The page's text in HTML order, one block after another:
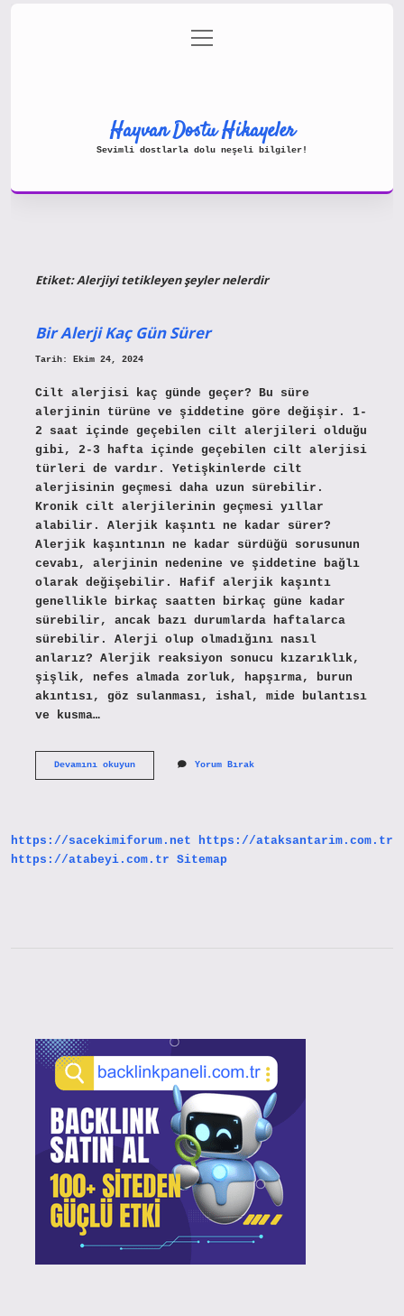
Gizlilik Politikası
menüyü
aç
Hayvan Dostu Hikayeler
Sevimli dostlarla dolu neşeli bilgiler!
Etiket:Alerjiyi tetikleyen şeyler nelerdir
Bir Alerji Kaç Gün Sürer
Tarih: Ekim 24, 2024
Cilt alerjisi kaç günde geçer? Bu süre
alerjinin türüne ve şiddetine göre değişir. 1-
2 saat içinde geçebilen cilt alerjileri olduğu
gibi, 2-3 hafta içinde geçebilen cilt alerjisi
türleri de vardır. Yetişkinlerde cilt
alerjisinin geçmesi daha uzun sürebilir.
Kronik cilt alerjilerinin geçmesi yıllar
alabilir. Alerjik kaşıntı ne kadar sürer?
Alerjik kaşıntının ne kadar sürdüğü sorusunun
cevabı, alerjinin nedenine ve şiddetine bağlı
olarak değişebilir. Hafif alerjik kaşıntı
genellikle birkaç saatten birkaç güne kadar
sürebilir, ancak bazı durumlarda haftalarca
sürebilir. Alerji olup olmadığını nasıl
anlarız? Alerjik reaksiyon sonucu kızarıklık,
şişlik, nefes almada zorluk, hapşırma, burun
akıntısı, göz sulanması, ishal, mide bulantısı
ve kusma…
Devamını okuyunBir
Yorum Bırak
https://sacekimiforum.net
https://ataksantarim.com.tr
https://atabeyi.com.tr Sitemap